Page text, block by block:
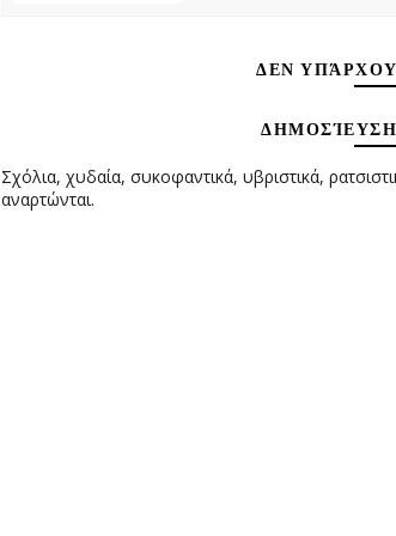
ΔΕΝ
Σχόλια, χυδαία, συκοφαντικά, υβριστικά,
αναρτώνται.